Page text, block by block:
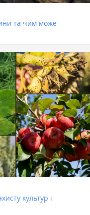
та чим може
культур і